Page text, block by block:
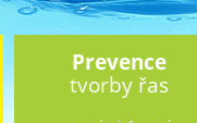
Prevence
tvorby řas